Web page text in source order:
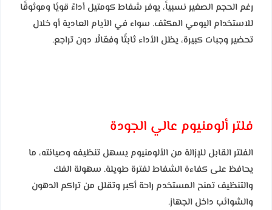
رغم الحجم الصغير نسبياً، يوفر شفاط كومتيل أداءً قويًا وموثوقًا
للاستخدام اليومي المكثف. سواء في الأيام العادية أو خلال
تحضير وجبات كبيرة، يظل الأداء ثابتًا وفعّالًا دون تراجع.
فلتر ألومنيوم عالي الجودة
الفلتر القابل للإزالة من الألومنيوم يسهل تنظيفه وصيانته، ما
يحافظ على كفاءة الشفاط لفترة طويلة. سهولة الفك
والتنظيف تمنح المستخدم راحة أكبر وتقلل من تراكم الدهون
والشوائب داخل الجهاز.